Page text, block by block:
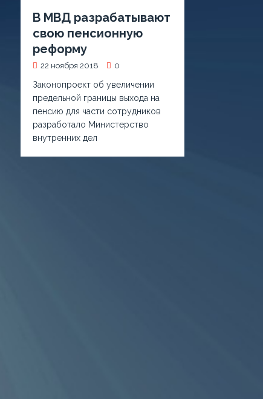
В МВД разрабатывают
свою пенсионную
реформу
22 ноября 2018 0
Законопроект об увеличении
предельной границы выхода на
пенсию для части сотрудников
разработало Министерство
внутренних дел